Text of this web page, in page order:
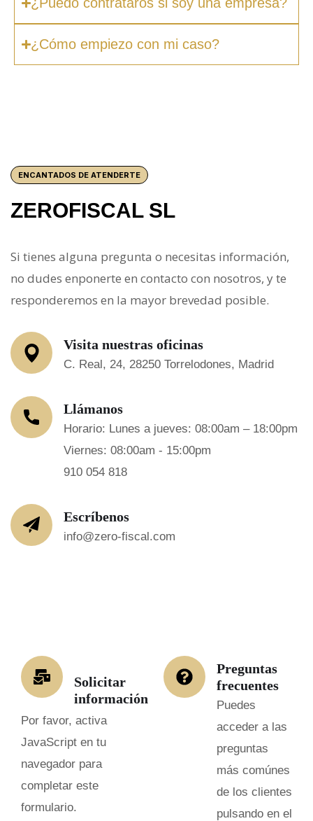
¿Cómo empiezo con mi caso?
ENCANTADOS DE ATENDERTE
ZEROFISCAL SL
Si tienes alguna pregunta o necesitas información,
no dudes enponerte en contacto con nosotros, y te
responderemos en la mayor brevedad posible.
Visita nuestras oficinas
C. Real, 24, 28250 Torrelodones, Madrid
Llámanos
Horario: Lunes a jueves: 08:00am – 18:00pm
Viernes: 08:00am - 15:00pm
910 054 818
Escríbenos
info@zero-fiscal.com
Solicitar
información
Por favor, activa
JavaScript en tu
navegador para
completar este
formulario.
Preguntas
frecuentes
Puedes
acceder a las
preguntas
más comúnes
de los clientes
pulsando en el